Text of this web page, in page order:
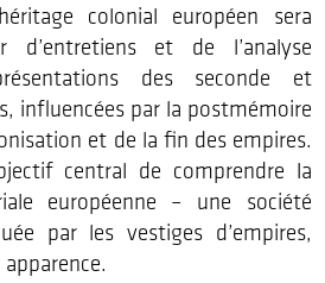
colonial européen sera
d’entretiens et de l’analyse
des seconde et
influencées par la postmémoire
et de la fin des empires.
central de comprendre la
européenne – une société
par les vestiges d’empires,